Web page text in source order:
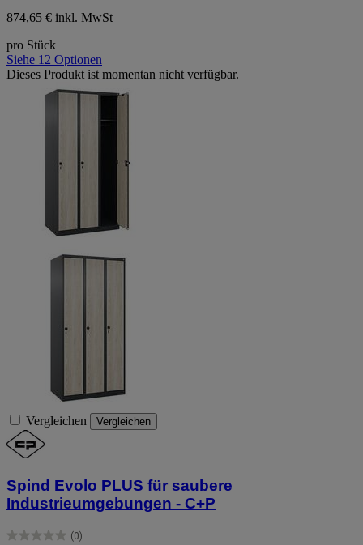
874,65 € inkl. MwSt
pro Stück
Siehe 12 Optionen
Dieses Produkt ist momentan nicht verfügbar.
Vergleichen Vergleichen
Spind Evolo PLUS für saubere
Industrieumgebungen - C+P
(0)
0.0